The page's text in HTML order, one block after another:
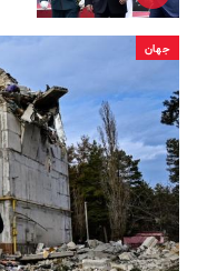
جهان